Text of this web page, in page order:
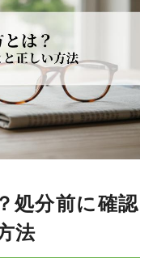
処分前に確認
法